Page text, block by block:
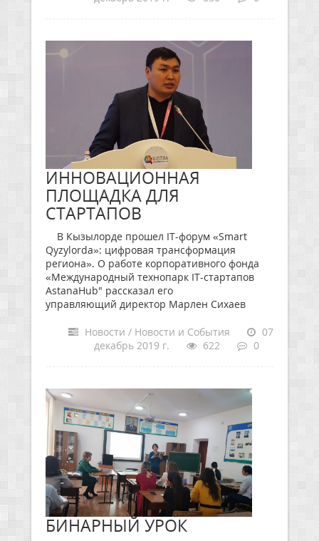
ИННОВАЦИОННАЯ
ПЛОЩАДКА ДЛЯ
СТАРТАПОВ
В Кызылорде прошел IT-форум «Smart
Qyzylorda»: цифровая трансформация
региона». О работе корпоративного фонда
«Международный технопарк IT-стартапов
AstanaHub" рассказал его
управляющий директор Марлен Сихаев
Новости / Новости и События
07
декабрь 2019 г.
622 0
БИНАРНЫЙ УРОК